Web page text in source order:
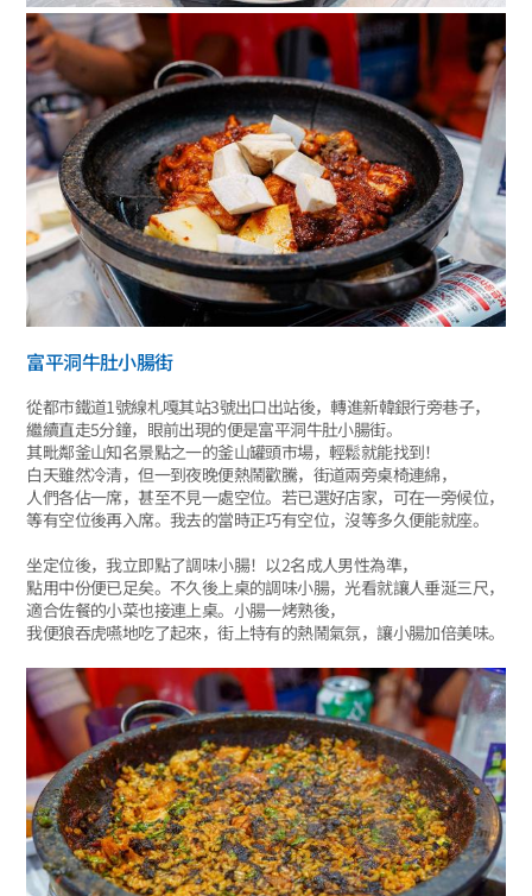
富平洞牛肚小腸街
從都市鐵道1號線札嘎其站3號出口出站後，轉進新韓銀行旁巷子，
繼續直走5分鐘，眼前出現的便是富平洞牛肚小腸街。
其毗鄰釜山知名景點之一的釜山罐頭市場，輕鬆就能找到！
白天雖然冷清，但一到夜晚便熱鬧歡騰，街道兩旁桌椅連綿，
人們各佔一席，甚至不見一處空位。若已選好店家，可在一旁候位，
等有空位後再入席。我去的當時正巧有空位，沒等多久便能就座。
坐定位後，我立即點了調味小腸！以2名成人男性為準，
點用中份便已足矣。不久後上桌的調味小腸，光看就讓人垂涎三尺，
適合佐餐的小菜也接連上桌。小腸一烤熟後，
我便狼吞虎嚥地吃了起來，街上特有的熱鬧氣氛，讓小腸加倍美味。